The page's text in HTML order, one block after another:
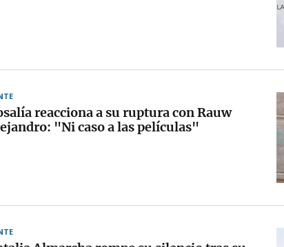
reacciona a su ruptura con Rauw
"Ni caso a las películas"